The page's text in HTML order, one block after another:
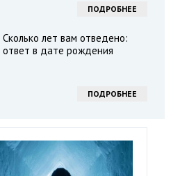
ПОДРОБНЕЕ
Сколько лет вам отведено:
ответ в дате рождения
ПОДРОБНЕЕ